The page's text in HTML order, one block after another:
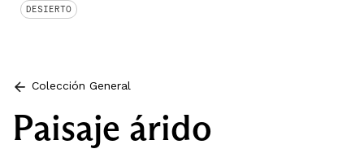
DESIERTO
Colección General
Paisaje árido